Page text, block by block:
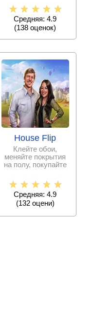
задания и делать
деньги.
Средняя: 4.9
(138 оценок)
House Flip
Клейте обои,
меняйте покрытия
на полу, покупайте
другое с помощью
Средняя: 4.9
(132оцени)